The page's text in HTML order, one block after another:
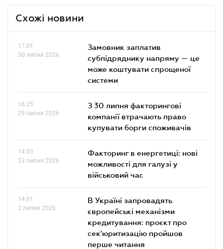
Схожі новини
17.01
30 липня 2026
Замовник заплатив
субпідряднику напряму — це
може коштувати спрощеної
системи
16.25
29 липня 2026
З 30 липня факторингові
компанії втрачають право
купувати борги споживачів
14.03
23 липня 2026
Факторинг в енергетиці: нові
можливості для галузі у
військовий час
14.01
2 липня 2026
В Україні запровадять
європейські механізми
кредитування: проєкт про
сек'юритизацію пройшов
перше читання